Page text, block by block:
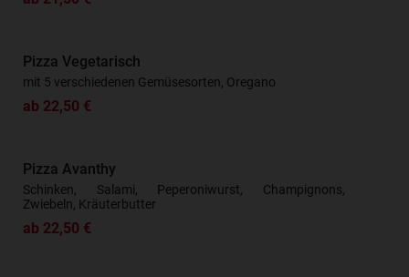
Pizza Vegetarisch
mit 5 verschiedenen Gemüsesorten, Oregano
ab 22,50 €
Pizza Avanthy
Schinken, Salami, Peperoniwurst, Champignons,
Zwiebeln, Kräuterbutter
ab 22,50 €